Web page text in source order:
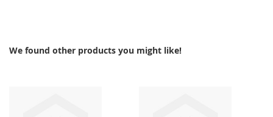
We found other products you might like!